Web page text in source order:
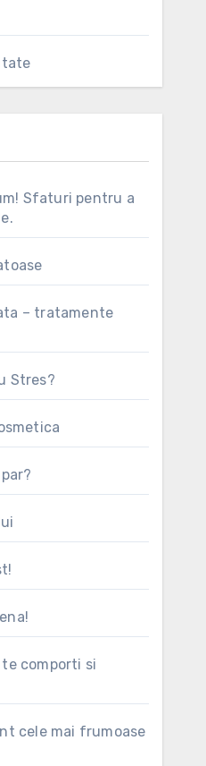
Sfaturi pentru a
– tratamente
Stres?
comporti si
cele mai frumoase